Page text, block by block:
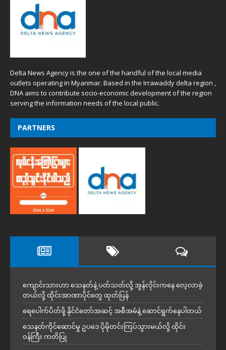
Delta News Agency is the one of the handful of the local media
outlets operating in Myanmar. Based in the Irrawaddy delta region ,
DNA aims to contribute socio-economic development of the region
serving the information needs of the local public.
PARTNERS
ကျောင်းသားဟာ သေနတ်နဲ့ ပတ်သတ်လို့ အွန်လိုင်းကနေ လေ့လာခဲ့
တယ်လို့ ထိုင်းအာဏာပိုင်တွေ ထုတ်ပြန်
ရေပေါက်ပိတ်ဖို့ နိုင်ငံတော်အဆင့် အစီအမံနဲ့ ဆောင်ရွက်နေပါတယ်
သေနတ်ကိုင်ဆောင်မှု ဥပဒေ ပိုမိုတင်းကြပ်သွားမယ်လို့ ထိုင်း
ဝန်ကြီး ကတိပြု